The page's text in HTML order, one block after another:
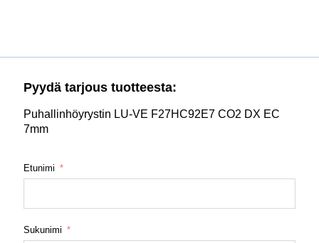
Pyydä tarjous tuotteesta:
Puhallinhöyrystin LU-VE F27HC92E7 CO2 DX EC
7mm
Etunimi
Sukunimi